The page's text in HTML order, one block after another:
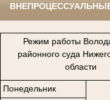
Режим работы
районного суда
области
Понедельник